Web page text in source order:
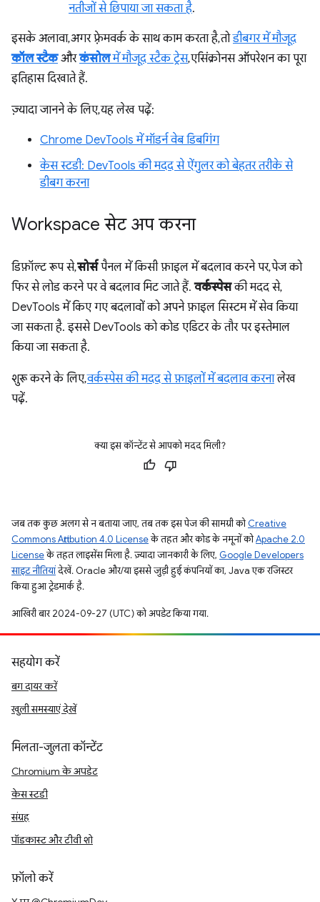
नतीजों से छिपाया जा सकता है.
इसके अलावा, अगर फ़्रेमवर्क के साथ काम करता है, तोडीबगर में मौजूद
कॉल स्टैकऔरकंसोलमें मौजूद स्टैक ट्रेस, एसिंक्रोनस ऑपरेशन का पूरा
इतिहास दिखाते हैं.
ज़्यादा जानने के लिए, यह लेख पढ़ें:
Chrome DevTools में मॉडर्न वेब डिबगिंग
केस स्टडी: DevTools की मदद से ऐंगुलर को बेहतर तरीके से
डीबग करना
Workspace सेट अप करना
डिफ़ॉल्ट रूप से,सोर्सपैनल में किसी फ़ाइल में बदलाव करने पर, पेज को
फिर से लोड करने पर वे बदलाव मिट जाते हैं.वर्कस्पेसकी मदद से,
DevTools में किए गए बदलावों को अपने फ़ाइल सिस्टम में सेव किया
जा सकता है. इससे DevTools को कोड एडिटर के तौर पर इस्तेमाल
किया जा सकता है.
शुरू करने के लिए,वर्कस्पेस की मदद से फ़ाइलों में बदलाव करनालेख
पढ़ें.
क्या इस कॉन्टेंट से आपको मदद मिली?
जब तक कुछ अलग से न बताया जाए, तब तक इस पेज की सामग्री कोCreative
Commons Attribution 4.0 Licenseके तहत और कोड के नमूनों कोApache 2.0
Licenseके तहत लाइसेंस मिला है. ज़्यादा जानकारी के लिए, Google Developers
साइट नीतियांदेखें. Oracle और/या इससे जुड़ी हुई कंपनियों का, Java एक रजिस्टर
किया हुआ ट्रेडमार्क है.
आखिरी बार 2024-09-27 (UTC) को अपडेट किया गया.
सहयोग करें
बग दायर करें
खुली समस्याएं देखें
मिलता-जुलता कॉन्टेंट
Chromium के अपडेट
केस स्टडी
संग्रह
पॉडकास्ट और टीवी शो
फ़ॉलो करें